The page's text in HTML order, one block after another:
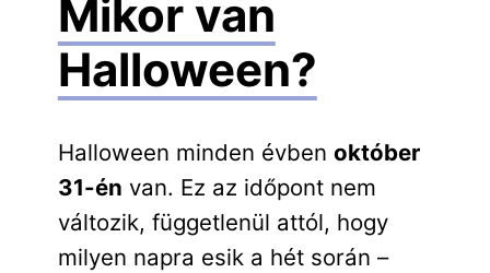
Mikor van
Halloween?
Halloween minden évben október
31-én van. Ez az időpont nem
változik, függetlenül attól, hogy
milyen napra esik a hét során –